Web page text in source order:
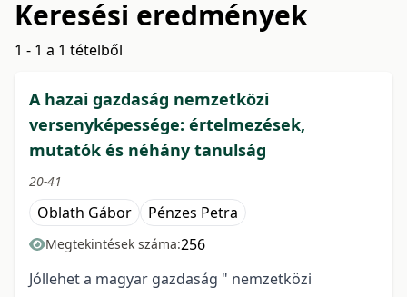
Keresési eredmények
1 - 1 a 1 tételből
A hazai gazdaság nemzetközi
versenyképessége: értelmezések,
mutatók és néhány tanulság
20-41
Oblath Gábor Pénzes Petra
Megtekintések száma:256
Jóllehet a magyar gazdaság " nemzetközi